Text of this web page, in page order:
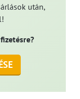
után,